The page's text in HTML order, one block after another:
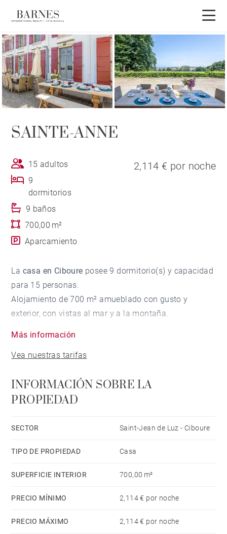
SAINTE-ANNE
15 adultos
9
dormitorios
9 baños
700,00 m²
Aparcamiento
2,114 € por noche
La casa en Ciboure posee 9 dormitorio(s) y capacidad
para 15 personas.
Alojamiento de 700 m² amueblado con gusto y
exterior, con vistas al mar y a la montaña.
Dispone de jardín, mobiliario jardín, terraza, chimenea,
individual de gas, piscina climatizada privada,
parking aire libre (4 plazas) en mismo edificio,
La cocina independiente, está equipada con nevera,
lavavajillas, vajilla/cubertería, utensilios/cocina,
cafetera, tostadora y hervidor de agua.
Más información
Vea nuestras tarifas
INFORMACIÓN SOBRE LA
PROPIEDAD
SECTOR Saint-Jean de Luz - Ciboure
TIPO DE PROPIEDAD Casa
SUPERFICIE INTERIOR 700,00 m²
PRECIO MÍNIMO 2,114 € por noche
PRECIO MÁXIMO 2,114 € por noche